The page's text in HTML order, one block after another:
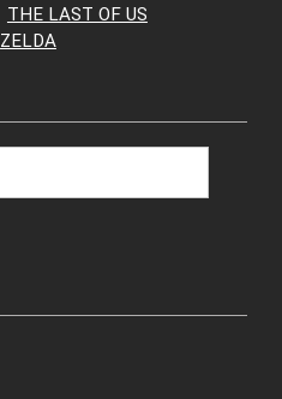
THE LAST OF US
ZELDA